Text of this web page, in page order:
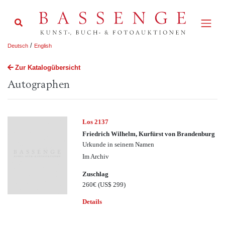
Deutsch / English
Zur Katalogübersicht
Autographen
Los 2137
Friedrich Wilhelm, Kurfürst von Brandenburg
Urkunde in seinem Namen
Im Archiv
Zuschlag
260€(US$ 299)
Details